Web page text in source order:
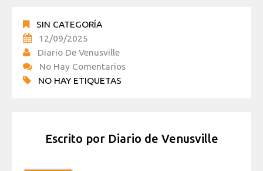
SIN CATEGORÍA
12/09/2025
Diario De Venusville
No Hay Comentarios
NO HAY ETIQUETAS
Escrito por Diario de Venusville